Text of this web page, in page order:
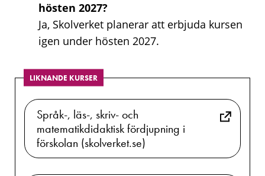
hösten 2027?
Ja, Skolverket planerar att erbjuda kursen
igen under hösten 2027.
LIKNANDE KURSER
Språk-, läs-, skriv- och
matematikdidaktisk fördjupning i
förskolan (skolverket.se)